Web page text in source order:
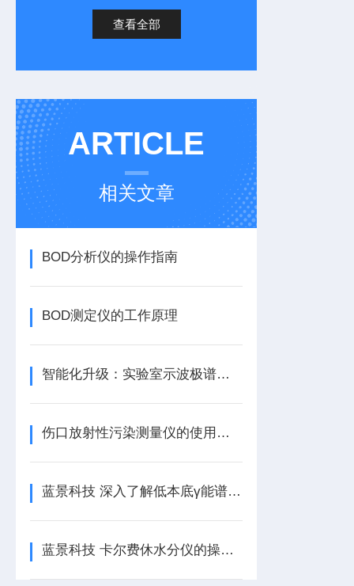
查看全部
ARTICLE
相关文章
BOD分析仪的操作指南
BOD测定仪的工作原理
智能化升级：实验室示波极谱仪的技术发展趋势/蓝景科技
伤口放射性污染测量仪的使用方法
蓝景科技 深入了解低本底γ能谱仪：探索放射性核素的奥秘
蓝景科技 卡尔费休水分仪的操作指南与注意事项